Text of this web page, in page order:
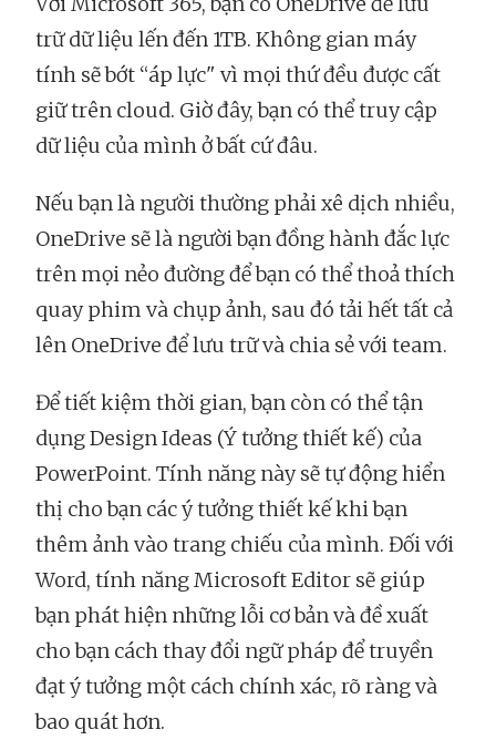
trữ dữ liệu lến đến 1TB. Không gian máy
tính sẽ bớt “áp lực" vì mọi thứ đều được cất
giữ trên cloud. Giờ đây, bạn có thể truy cập
dữ liệu của mình ở bất cứ đâu.
Nếu bạn là người thường phải xê dịch nhiều,
OneDrive sẽ là người bạn đồng hành đắc lực
trên mọi nẻo đường để bạn có thể thoả thích
quay phim và chụp ảnh, sau đó tải hết tất cả
lên OneDrive để lưu trữ và chia sẻ với team.
Để tiết kiệm thời gian, bạn còn có thể tận
dụng Design Ideas (Ý tưởng thiết kế) của
PowerPoint. Tính năng này sẽ tự động hiển
thị cho bạn các ý tưởng thiết kế khi bạn
thêm ảnh vào trang chiếu của mình. Đối với
Word, tính năng Microsoft Editor sẽ giúp
bạn phát hiện những lỗi cơ bản và đề xuất
cho bạn cách thay đổi ngữ pháp để truyền
đạt ý tưởng một cách chính xác, rõ ràng và
bao quát hơn.